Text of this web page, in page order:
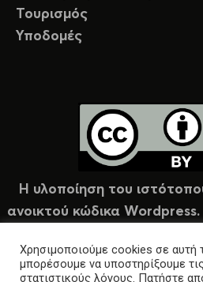
Τουρισμός
Υποδομές
Η υλοποίηση του
ανοικτού κώδικα
Χρησιμοποιούμε cookies σε αυτή
μπορέσουμε να υποστηρίξουμε
στατιστικούς λόγους. Πατήστε